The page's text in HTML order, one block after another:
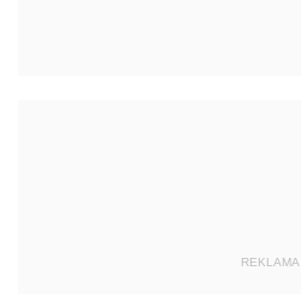
REKLAMA